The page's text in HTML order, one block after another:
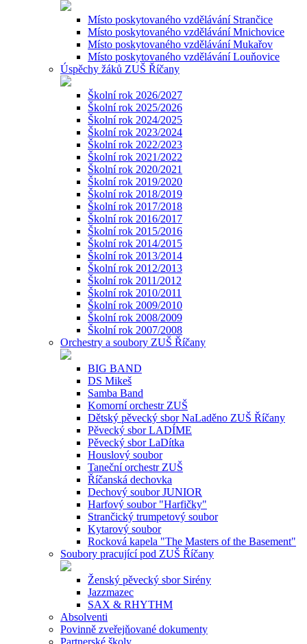
Místo poskytovaného vzdělávání Strančice
Místo poskytovaného vzdělávání Mnichovice
Místo poskytovaného vzdělávání Mukařov
Místo poskytovaného vzdělávání Louňovice
Úspěchy žáků ZUŠ Říčany
Školní rok 2026/2027
Školní rok 2025/2026
Školní rok 2024/2025
Školní rok 2023/2024
Školní rok 2022/2023
Školní rok 2021/2022
Školní rok 2020/2021
Školní rok 2019/2020
Školní rok 2018/2019
Školní rok 2017/2018
Školní rok 2016/2017
Školní rok 2015/2016
Školní rok 2014/2015
Školní rok 2013/2014
Školní rok 2012/2013
Školní rok 2011/2012
Školní rok 2010/2011
Školní rok 2009/2010
Školní rok 2008/2009
Školní rok 2007/2008
Orchestry a soubory ZUŠ Říčany
BIG BAND
DS Mikeš
Samba Band
Komorní orchestr ZUŠ
Dětský pěvecký sbor NaLaděno ZUŠ Říčany
Pěvecký sbor LADÍME
Pěvecký sbor LaDítka
Houslový soubor
Taneční orchestr ZUŠ
Říčanská dechovka
Dechový soubor JUNIOR
Harfový soubor "Harfičky"
Strančický trumpetový soubor
Kytarový soubor
Rocková kapela "The Masters of the Basement"
Soubory pracující pod ZUŠ Říčany
Ženský pěvecký sbor Sirény
Jazzmazec
SAX & RHYTHM
Absolventi
Povinně zveřejňované dokumenty
Partnerské školy